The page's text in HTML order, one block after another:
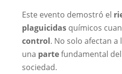
Este evento demostró el
plaguicidasquímicos
control. No solo afectan a
una partefundamental del
sociedad.